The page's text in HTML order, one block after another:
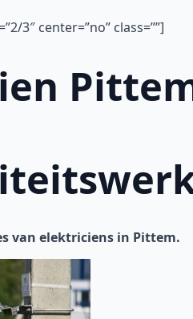
3″ center=”no” class=””]
van elektriciens in Pittem.